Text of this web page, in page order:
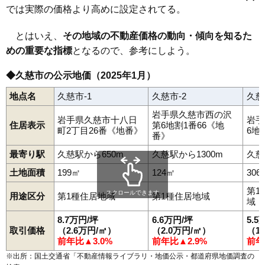
では実際の価格より高めに設定されてる。
とはいえ、 その地域の不動産価格の動向・傾向を知るた
めの重要な指標となるので、参考にしよう。
◆久慈市の公示地価（2025年1月）
地点名 久慈市-1 久慈市-2 久
住居表示
岩手県久慈市十八日
町2丁目26番《地番》
岩手県久慈市西の沢
第6地割1番66《地
番》
岩
6地
最寄り駅 久慈駅から650m 久慈駅から1300m
久
土地面積
199㎡ 124㎡ 306
用途区分 第1種住居地域 第1種住居地域
第1
域
取引価格
8.7万円/坪
（2.6万円/㎡）
前年比▲3.0%
6.6万円/坪
（2.0万円/㎡）
前年比▲2.9%
5.5
（
前
スクロールできます
※出所：国土交通省「不動産情報ライブラリ・地価公示・都道府県地価調査の
小久慈町栄町侍浜町新中の橋田屋町中央寺里
侍浜駅陸中夏井駅久慈駅陸中宇部駅